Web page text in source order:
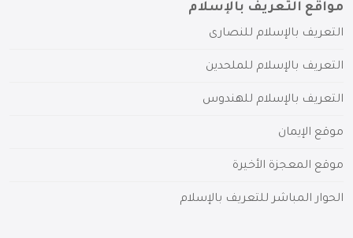
مواقع التعريف بالإسلام
التعريف بالإسلام للنصارى
التعريف بالإسلام للملحدين
التعريف بالإسلام للهندوس
موقع الإيمان
موقع المعجزة الأخيرة
الحوار المباشر للتعريف بالإسلام